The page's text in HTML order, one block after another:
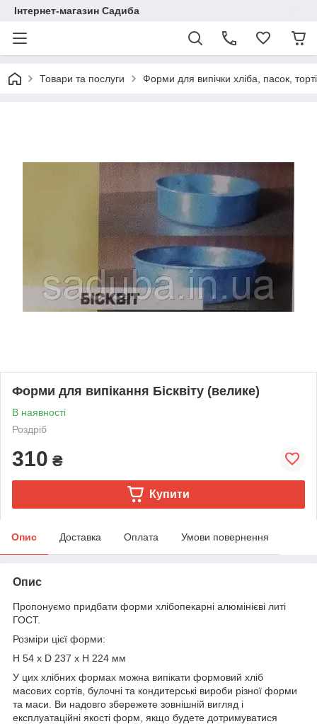
Інтернет-магазин Садиба
Товари та послуги Форми для випічки хліба, пасок,
Форми для випікання Бісквіту (велике)
В наявності
Роздріб
310 ₴
Купити
Опис Доставка Оплата Умови повернення
Опис
Пропонуємо придбати форми хлібопекарні алюмінієві литі
ГОСТ.
Розміри цієї форми:
Н 54 x D 237 x H 224 мм
У цих хлібних формах можна випікати формовий хліб
масових сортів, булочні та кондитерські вироби різної форми
та маси. Ви надовго збережете зовнішній вигляд і
експлуатаційні якості форм, якщо будете дотримуватися